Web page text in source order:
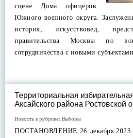
сцене Дома офицеров
Южного военного округа.
историк, искусствовед,
правительства Москвы по
сотрудничества с новыми
Территориальная
Аксайского района Ростовской
Новость в рубрике: Выборы
ПОСТАНОВЛЕНИЕ 26 декабря 2023